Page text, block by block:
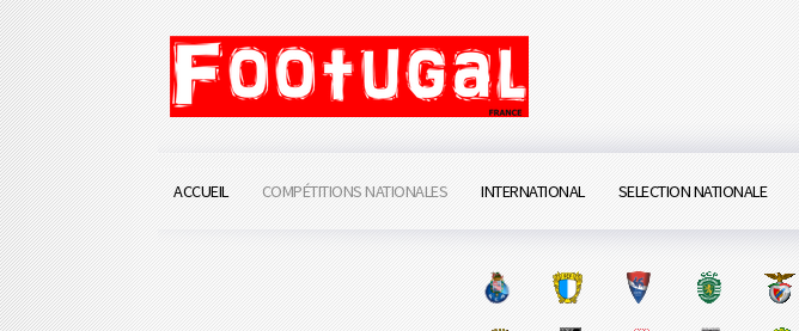
ACCUEIL COMPÉTITIONS NATIONALES INTERNATIONAL SELECTION NATIONALE